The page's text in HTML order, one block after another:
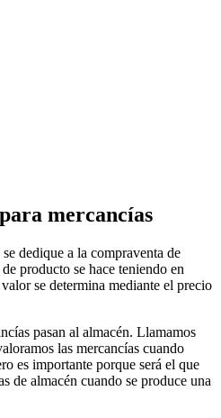
mercancías
dedique a la compraventa de
producto se hace teniendo en
se determina mediante el precio
pasan al almacén. Llamamos
las mercancías cuando
es importante porque será el que
de almacén cuando se produce una